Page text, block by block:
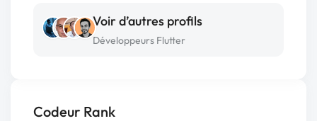
Codeur Rank
Voir d’autres profils
Développeurs Flutter